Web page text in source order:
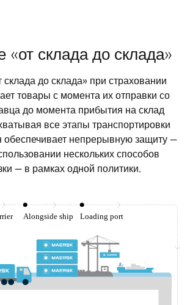
«от склада до склада»
до склада» при страховании
товары с момента их отправки со
до момента прибытия на склад
все этапы транспортировки
непрерывную защиту —
нескольких способов
— в рамках одной политики.